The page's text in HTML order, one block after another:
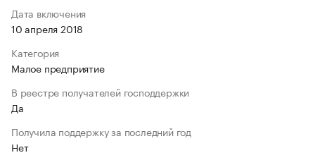
Дата включения
10 апреля 2018
Категория
Малое предприятие
В реестре получателей господдержки
Да
Получила поддержку за последний год
Нет